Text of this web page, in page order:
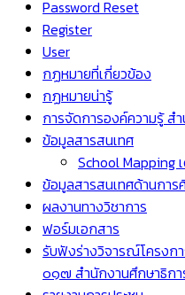
Password Reset
Register
User
กฏหมายที่เกี่ยวข้อง
กฏหมายน่ารู้
การจัดการองค์ความรู้ ส
ข้อมูลสารสนเทศ
School Mapping
ข้อมูลสารสนเทศด้านกา
ผลงานทางวิชาการ
ฟอร์มเอกสาร
รับฟังร่างวิจารณ์โครงก
๐๑๗ สำนักงานศึกษาธิก